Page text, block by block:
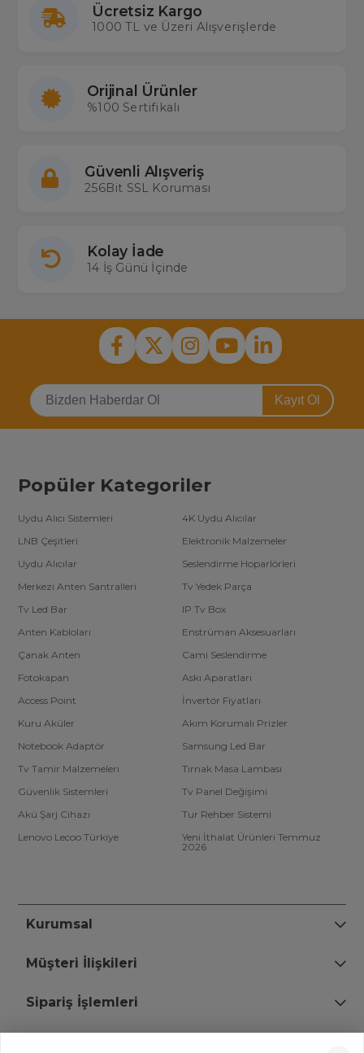
Ücretsiz Kargo
1000 TL ve Üzeri Alışverişlerde
Orijinal Ürünler
%100 Sertifikalı
Güvenli Alışveriş
256Bit SSL Koruması
Kolay İade
14 İş Günü İçinde
Kayıt Ol
Popüler Kategoriler
Uydu Alıcı Sistemleri
4K Uydu Alıcılar
LNB Çeşitleri
Elektronik Malzemeler
Uydu Alıcılar
Seslendirme Hoparlörleri
Merkezi Anten Santralleri
Tv Yedek Parça
Tv Led Bar
IP Tv Box
Anten Kabloları
Enstrüman Aksesuarları
Çanak Anten
Cami Seslendirme
Fotokapan
Askı Aparatları
Access Point
İnvertör Fiyatları
Kuru Aküler
Akım Korumalı Prizler
Notebook Adaptör
Samsung Led Bar
Tv Tamir Malzemeleri
Tırnak Masa Lambası
Güvenlik Sistemleri
Tv Panel Değişimi
Akü Şarj Cihazı
Tur Rehber Sistemi
Lenovo Lecoo Türkiye
Yeni İthalat Ürünleri Temmuz
2026
Kurumsal
Müşteri İlişkileri
Sipariş İşlemleri